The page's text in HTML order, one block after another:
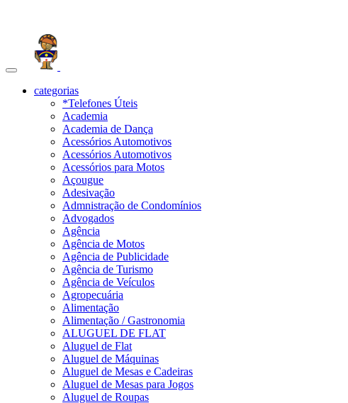
Toggle
navigationcategorias
*Telefones Úteis
Academia
Academia de Dança
Acessórios Automotivos
Acessórios Automotivos
Acessórios para Motos
Açougue
Adesivação
Admnistração de Condomínios
Advogados
Agência
Agência de Motos
Agência de Publicidade
Agência de Turismo
Agência de Veículos
Agropecuária
Alimentação
Alimentação / Gastronomia
ALUGUEL DE FLAT
Aluguel de Flat
Aluguel de Máquinas
Aluguel de Mesas e Cadeiras
Aluguel de Mesas para Jogos
Aluguel de Roupas